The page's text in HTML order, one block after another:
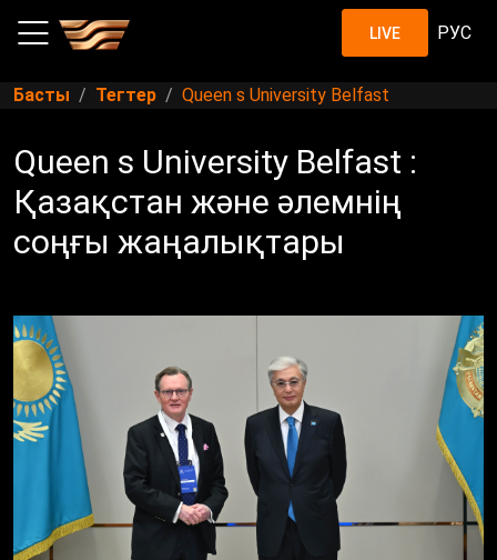
LIVE РУС
Басты Тегтер Queen s University Belfast
Queen s University Belfast :
Қазақстан және әлемнің
соңғы жаңалықтары